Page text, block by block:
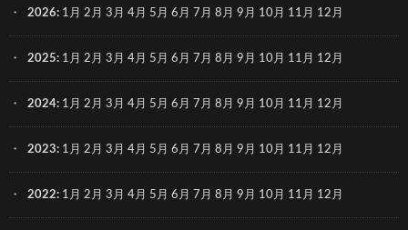
2026: 1月 2月 3月 4月 5月 6月 7月 8月 9月 10月 11月 12月
2025: 1月 2月 3月 4月 5月 6月 7月 8月 9月 10月 11月 12月
2024: 1月 2月 3月 4月 5月 6月 7月 8月 9月 10月 11月 12月
2023: 1月 2月 3月 4月 5月 6月 7月 8月 9月 10月 11月 12月
2022: 1月 2月 3月 4月 5月 6月 7月 8月 9月 10月 11月 12月